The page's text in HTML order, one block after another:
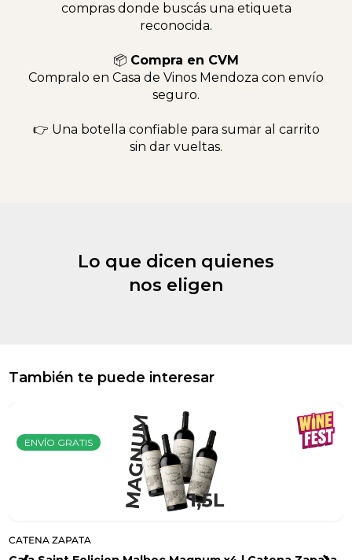
compras donde buscás una etiqueta
reconocida.
📦 Compra en CVM
Compralo en Casa de Vinos Mendoza con envío
seguro.
👉 Una botella confiable para sumar al carrito
sin dar vueltas.
Lo que dicen quienes
nos eligen
También te puede interesar
ENVÍO GRATIS
CATENA ZAPATA